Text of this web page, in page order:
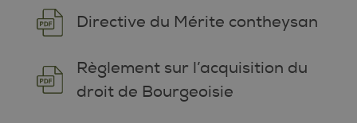
Directive du Mérite contheysan
Règlement sur l’acquisition du
droit de Bourgeoisie